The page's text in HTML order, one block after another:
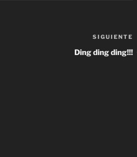
SIGUIENTE
Ding ding ding!!!